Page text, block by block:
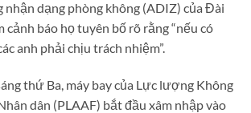
nhận dạng phòng không (ADIZ) của Đài
cảnh báo họ tuyên bố rõ rằng “nếu có
anh phải chịu trách nhiệm”.
thứ Ba, máy bay của Lực lượng Không
dân (PLAAF) bắt đầu xâm nhập vào